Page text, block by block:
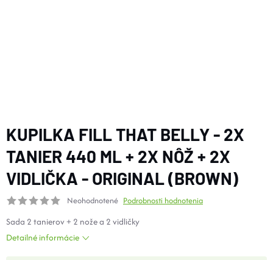
CYKLISTIKA
Obchodné podmienky
Podmienky ochrany osobných údajov
Kontakty
Veľkostné tabuľky
KUPILKA FILL THAT BELLY - 2X
TANIER 440 ML + 2X NÔŽ + 2X
VIDLIČKA - ORIGINAL (BROWN)
Neohodnotené Podrobnosti hodnotenia
Sada 2 tanierov + 2 nože a 2 vidličky
Detailné informácie